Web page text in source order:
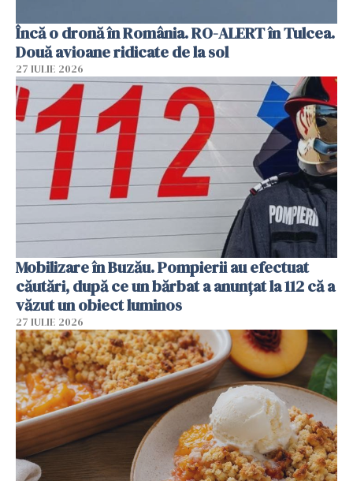
Încă o dronă în România. RO-ALERT în Tulcea.
Două avioane ridicate de la sol
27 IULIE 2026
Mobilizare în Buzău. Pompierii au efectuat
căutări, după ce un bărbat a anunțat la 112 că a
văzut un obiect luminos
27 IULIE 2026